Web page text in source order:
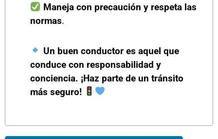
Maneja con precaución y respeta las
normas.
Un buen conductor es aquel que
conduce con responsabilidad y
conciencia. ¡Haz parte de un tránsito
más seguro!